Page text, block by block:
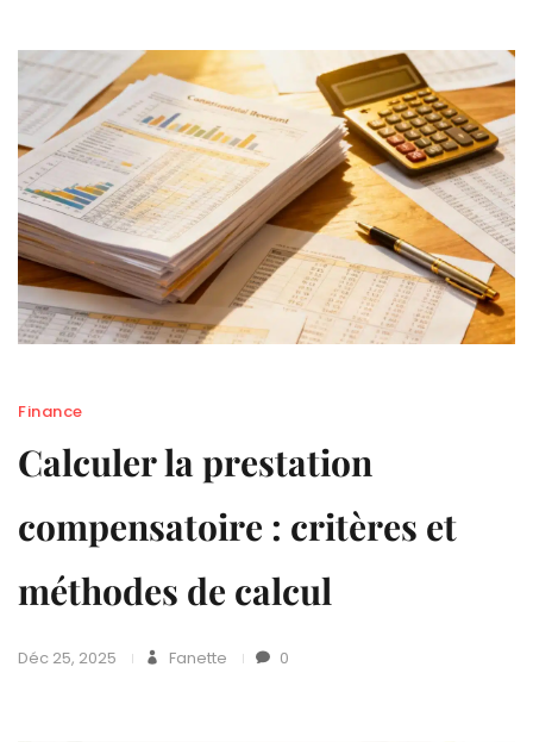
Finance
Calculer la prestation
compensatoire : critères et
méthodes de calcul
Déc 25, 2025 Fanette 0